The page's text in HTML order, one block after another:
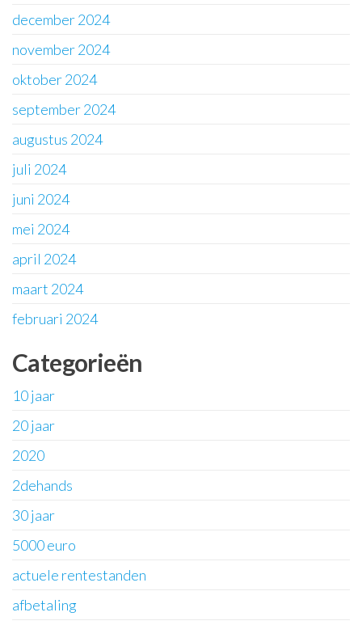
december 2024
november 2024
oktober 2024
september 2024
augustus 2024
juli 2024
juni 2024
mei 2024
april 2024
maart 2024
februari 2024
Categorieën
10 jaar
20 jaar
2020
2dehands
30 jaar
5000 euro
actuele rentestanden
afbetaling